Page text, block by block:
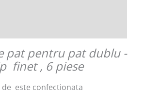
pat pentru pat dublu -
finet , 6 piese
de este confectionata